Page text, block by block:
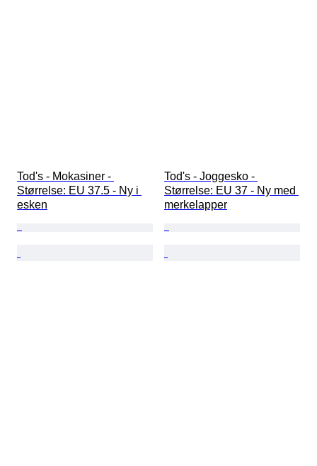
Tod's - Mokasiner -
Størrelse: EU 37.5 - Ny i
esken
Tod's - Joggesko -
Størrelse: EU 37 - Ny med
merkelapper